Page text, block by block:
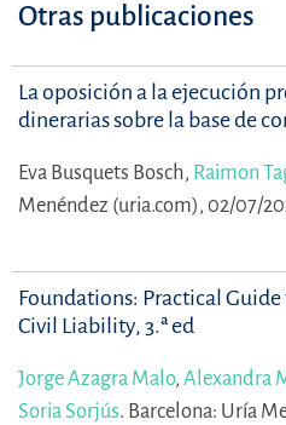
Otras publicaciones
La oposición a la ejecución
dinerarias sobre la base de
Eva Busquets Bosch, Raimon
Menéndez (uria.com), 02/07/
Foundations: Practical Guide
Civil Liability, 3.ª ed
Jorge Azagra Malo, Alexandra
Soria Sorjús. Barcelona: Uría